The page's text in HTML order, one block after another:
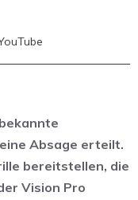
Absage erteilt.
bereitstellen, die
Vision Pro